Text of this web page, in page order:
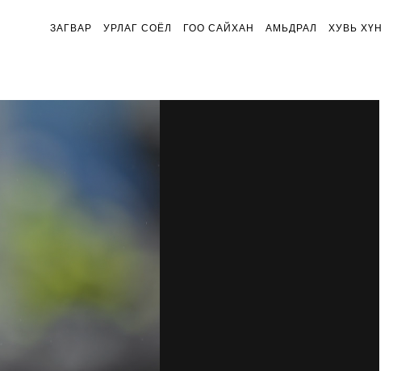
ЗАГВАР УРЛАГ СОЁЛ ГОО САЙХАН АМЬДРАЛ ХУВЬ ХҮН